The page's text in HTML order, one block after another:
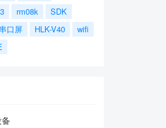
rm08k
SDK
口屏 HLK-V40
wifi